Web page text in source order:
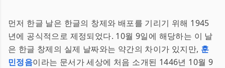
먼저 한글 날은 한글의 창제와 배포를 기리기 위해 1945
년에 공식적으로 제정되었다. 10월 9일에 해당하는 이 날
은 한글 창제의 실제 날짜와는 약간의 차이가 있지만, 훈
민정음이라는 문서가 세상에 처음 소개된 1446년 10월 9